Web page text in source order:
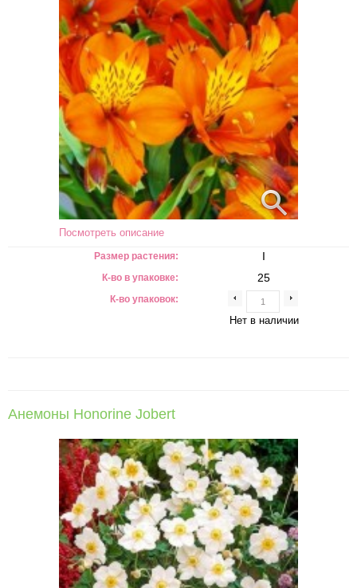
Посмотреть описание
Размер растения:
К-во в упаковке:
К-во упаковок:
I
25
Нет в наличии
Анемоны Honorine Jobert